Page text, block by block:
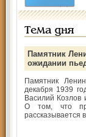
Тема дня
Памятник
ожидании
Памятник
декабря 1939
Василий Козлов
О том, что
рассказывается